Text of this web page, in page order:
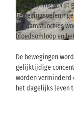
Ontspanning wordt
lichaamsfuncties
bloedsomloop en
De bewegingen
gelijktijdige
worden verminderd
het dagelijks leven